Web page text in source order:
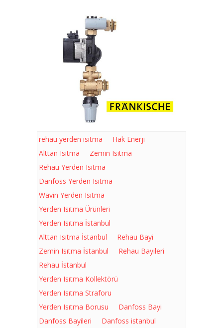
rehau yerden ısıtma
Hak Enerji
Alttan Isıtma
Zemin Isıtma
Rehau Yerden Isıtma
Danfoss Yerden Isıtma
Wavin Yerden Isıtma
Yerden Isıtma Ürünleri
Yerden Isıtma İstanbul
Alttan Isıtma İstanbul
Rehau Bayi
Zemin Isıtma İstanbul
Rehau Bayileri
Rehau İstanbul
Yerden Isıtma Kollektörü
Yerden Isıtma Straforu
Yerden Isıtma Borusu
Danfoss Bayi
Danfoss Bayileri
Danfoss istanbul